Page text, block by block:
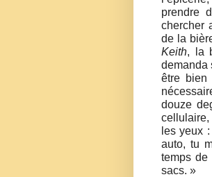
prendre
chercher
de la
Keith, la
demanda
être bien
douze
cellulaire,
les yeux
auto, tu
temps de
sacs. »